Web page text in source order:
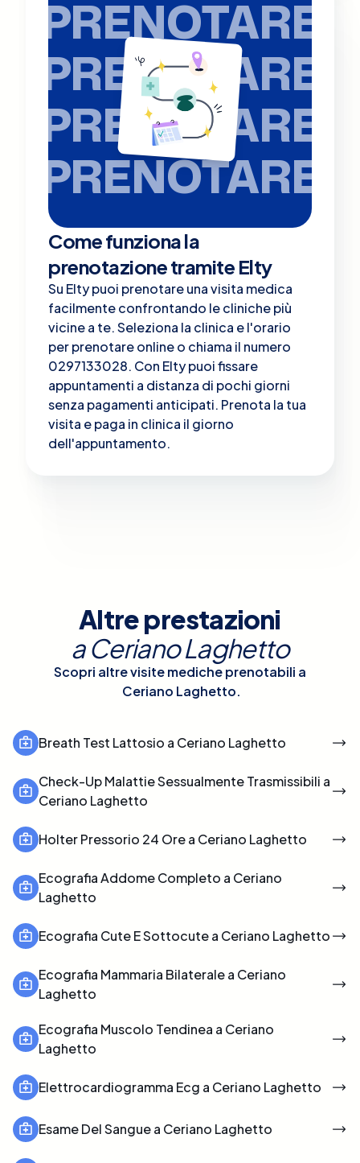
PRENOTARE
PRENOTARE
PRENOTARE
PRENOTARE
Come funziona la
prenotazione tramite Elty
Su Elty puoi prenotare una visita medica
facilmente confrontando le cliniche più
vicine a te. Seleziona la clinica e l'orario
per prenotare online o chiama il numero
0297133028. Con Elty puoi fissare
appuntamenti a distanza di pochi giorni
senza pagamenti anticipati. Prenota la tua
visita e paga in clinica il giorno
dell'appuntamento.
Altre prestazioni
aCeriano Laghetto
Scopri altre visite mediche prenotabili a
Ceriano Laghetto.
Breath Test Lattosio a Ceriano Laghetto
Check-Up Malattie Sessualmente Trasmissibili a
Ceriano Laghetto
Holter Pressorio 24 Ore a Ceriano Laghetto
Ecografia Addome Completo a Ceriano
Laghetto
Ecografia Cute E Sottocute a Ceriano Laghetto
Ecografia Mammaria Bilaterale a Ceriano
Laghetto
Ecografia Muscolo Tendinea a Ceriano
Laghetto
Elettrocardiogramma Ecg a Ceriano Laghetto
Esame Del Sangue a Ceriano Laghetto